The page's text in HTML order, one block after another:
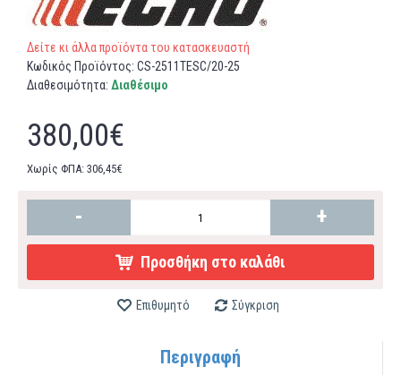
Δείτε κι άλλα προϊόντα του κατασκευαστή
Κωδικός Προϊόντος: CS-2511TΕSC/20-25
Διαθεσιμότητα: Διαθέσιμο
380,00€
Χωρίς ΦΠΑ: 306,45€
- +
Προσθήκη στο καλάθι
Επιθυμητό Σύγκριση
Περιγραφή